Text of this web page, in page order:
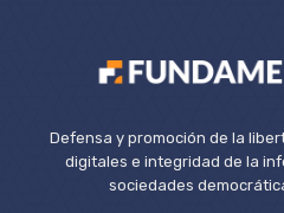
Defensa y promoción de la
digitales e integridad de la
sociedades